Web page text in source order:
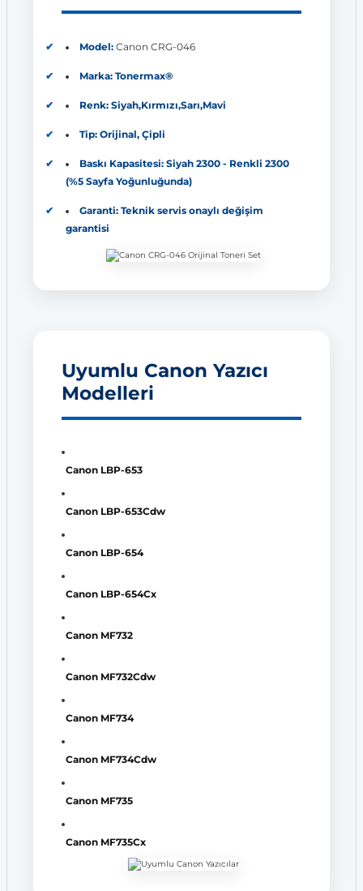
Model:Canon CRG-046
Marka: Tonermax®
Renk: Siyah,Kırmızı,Sarı,Mavi
Tip: Orijinal, Çipli
Baskı Kapasitesi: Siyah 2300 - Renkli 2300
(%5 Sayfa Yoğunluğunda)
Garanti: Teknik servis onaylı değişim
garantisi
Uyumlu Canon Yazıcı
Modelleri
Canon LBP-653
Canon LBP-653Cdw
Canon LBP-654
Canon LBP-654Cx
Canon MF732
Canon MF732Cdw
Canon MF734
Canon MF734Cdw
Canon MF735
Canon MF735Cx